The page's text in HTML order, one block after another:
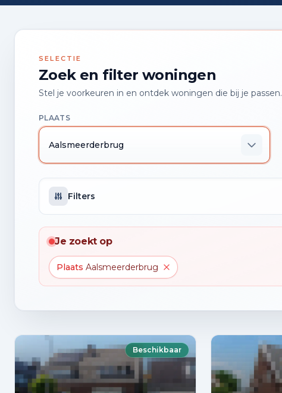
SELECTIE
Zoek en filter woningen
Stel je voorkeuren in en ontdek woningen die bij je passen.
PLAATS
Aalsmeerderbrug
Filters
Je zoekt op
Plaats Aalsmeerderbrug
Beschikbaar